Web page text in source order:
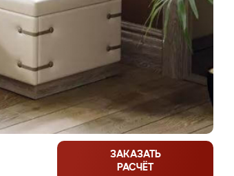
ЗАКАЗАТЬ
РАСЧЁТ